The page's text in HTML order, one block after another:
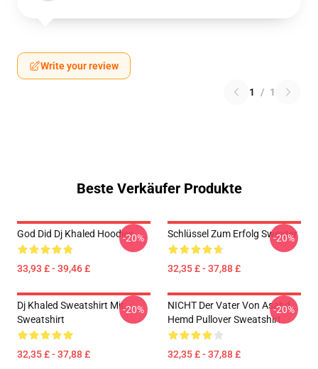
Write your review
1 / 1
Beste Verkäufer Produkte
God Did Dj Khaled Hoodies
33,93 £ - 39,46 £
-20% Schlüssel Zum Erfolg Sweater
32,35 £ - 37,88 £
-20%
Dj Khaled Sweatshirt Mit
Sweatshirt
32,35 £ - 37,88 £
-20%
NICHT Der Vater Von Asahd
Hemd Pullover Sweatshirt
32,35 £ - 37,88 £
-20%